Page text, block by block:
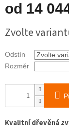
od 14
cena:
Zvolte
Odstín
Rozměr
Kvalitní dřevěná